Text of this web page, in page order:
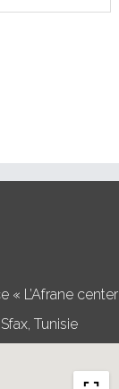
« L’Afrane center
Tunisie